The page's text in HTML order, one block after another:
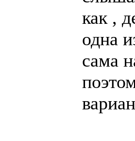
как ,
одна
сама